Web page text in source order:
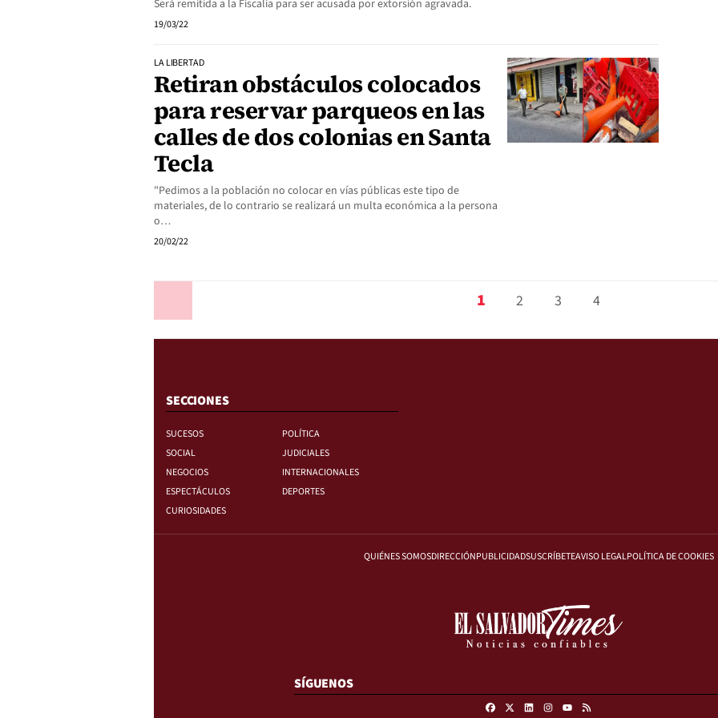
Será remitida a la Fiscalía para ser acusada por extorsión agravada.
19/03/22
LA LIBERTAD
Retiran obstáculos colocados
para reservar parqueos en las
calles de dos colonias en Santa
Tecla
"Pedimos a la población no colocar en vías públicas este tipo de
materiales, de lo contrario se realizará un multa económica a la persona
o…
20/02/22
1 2 3 4
SECCIONES
SUCESOS
POLÍTICA
SOCIAL
JUDICIALES
NEGOCIOS
INTERNACIONALES
ESPECTÁCULOS
DEPORTES
CURIOSIDADES
QUIÉNES SOMOSDIRECCIÓNPUBLICIDADSUSCRÍBETEAVISO LEGALPOLÍTICA DE COOKIES
SÍGUENOS
FacebookLinkedinInstagram